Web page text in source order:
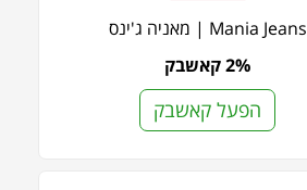
Mania Jeans | מאניה ג'ינס
2% קאשבק
הפעל קאשבק